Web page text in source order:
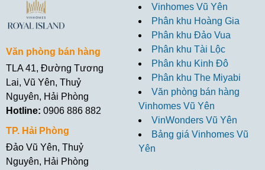
Văn phòng bán hàng
TLA 41, Đường Tương
Lai, Vũ Yên, Thuỷ
Nguyên, Hải Phòng
Hotline: 0906 886 882
TP. Hải Phòng
Đảo Vũ Yên, Thuỷ
Nguyên, Hải Phòng
Vinhomes Vũ Yên
Phân khu Hoàng Gia
Phân khu Đảo Vua
Phân khu Tài Lộc
Phân khu Kinh Đô
Phân khu The Miyabi
Văn phòng bán hàng
Vinhomes Vũ Yên
VinWonders Vũ Yên
Bảng giá Vinhomes Vũ
Yên